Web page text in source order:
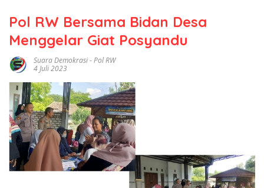
Pol RW Bersama Bidan Desa
Menggelar Giat Posyandu
Suara Demokrasi-Pol RW
4 Juli 2023